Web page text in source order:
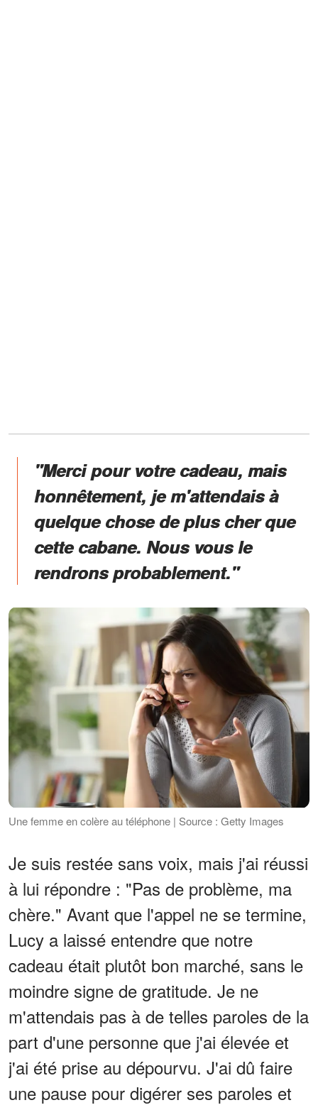
"Merci pour votre cadeau, mais
honnêtement, je m'attendais à
quelque chose de plus cher que
cette cabane. Nous vous le
rendrons probablement."
Une femme en colère au téléphone | Source : Getty Images
Je suis restée sans voix, mais j'ai réussi
à lui répondre : "Pas de problème, ma
chère." Avant que l'appel ne se termine,
Lucy a laissé entendre que notre
cadeau était plutôt bon marché, sans le
moindre signe de gratitude. Je ne
m'attendais pas à de telles paroles de la
part d'une personne que j'ai élevée et
j'ai été prise au dépourvu. J'ai dû faire
une pause pour digérer ses paroles et